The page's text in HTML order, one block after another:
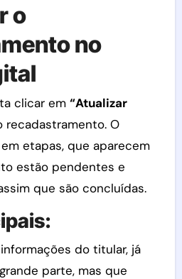
o
no
clicar em “Atualizar
recadastramento. O
etapas, que aparecem
estão pendentes e
que são concluídas.
do titular, já
parte, mas que